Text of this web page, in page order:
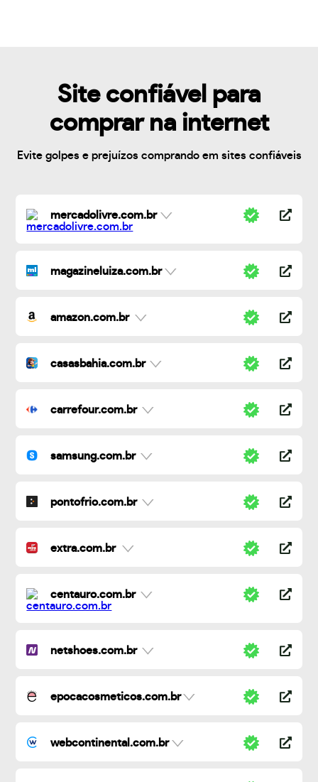
Site confiável para
comprar na internet
Evite golpes e prejuízos comprando em sites confiáveis
mercadolivre.com.br
magazineluiza.com.br
amazon.com.br
casasbahia.com.br
carrefour.com.br
samsung.com.br
pontofrio.com.br
extra.com.br
centauro.com.br
netshoes.com.br
epocacosmeticos.com.br
webcontinental.com.br